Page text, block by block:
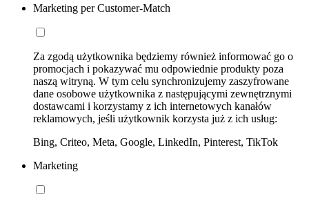
Marketing per Customer-Match
Za zgodą użytkownika będziemy również informować go o
promocjach i pokazywać mu odpowiednie produkty poza
naszą witryną. W tym celu synchronizujemy zaszyfrowane
dane osobowe użytkownika z następującymi zewnętrznymi
dostawcami i korzystamy z ich internetowych kanałów
reklamowych, jeśli użytkownik korzysta już z ich usług:
Bing, Criteo, Meta, Google, LinkedIn, Pinterest, TikTok
Marketing